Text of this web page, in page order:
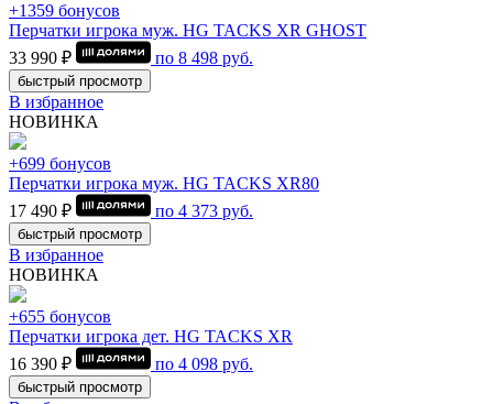
+1359 бонусов
Перчатки игрока муж. HG TACKS XR GHOST
33 990 ₽
по 8 498 руб.
быстрый просмотр
В избранное
НОВИНКА
+699 бонусов
Перчатки игрока муж. HG TACKS XR80
17 490 ₽
по 4 373 руб.
быстрый просмотр
В избранное
НОВИНКА
+655 бонусов
Перчатки игрока дет. HG TACKS XR
16 390 ₽
по 4 098 руб.
быстрый просмотр